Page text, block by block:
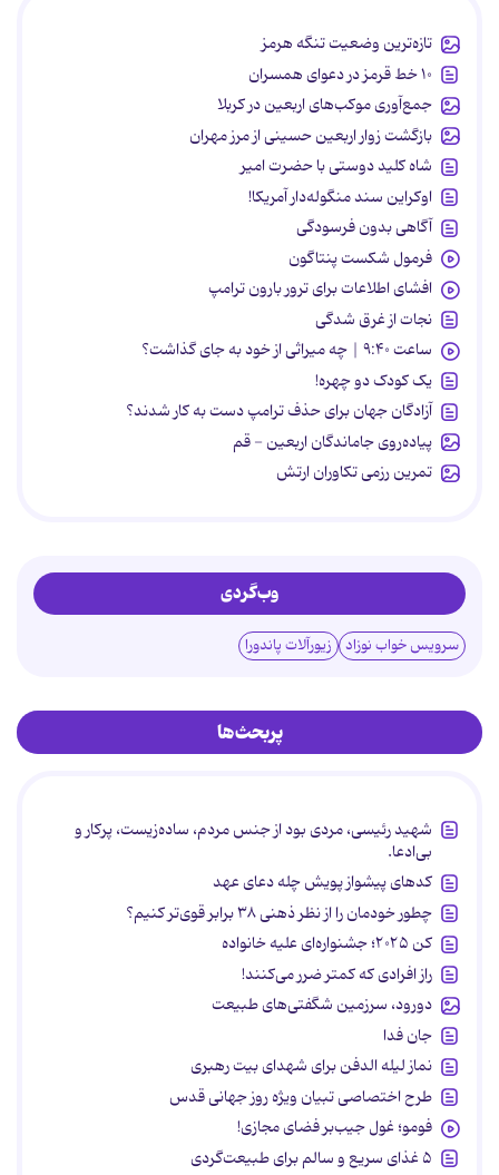
تازه‌ترین وضعیت تنگه هرمز
۱۰ خط قرمز در دعوای همسران
جمع‌آوری موکب‌های اربعین در کربلا
بازگشت زوار اربعین حسینی از مرز مهران
شاه کلید دوستی با حضرت امیر
اوکراین سند منگوله‌دار آمریکا!
آگاهی بدون فرسودگی
فرمول شکست پنتاگون
افشای اطلاعات برای ترور بارون ترامپ
نجات از غرق شدگی
ساعت ۹:۴۰ | چه میراثی از خود به جای گذاشت؟
یک کودک دو چهره!
آزادگان جهان برای حذف ترامپ دست به کار شدند؟
پیاده‌روی جاماندگان اربعین - قم
تمرین رزمی تکاوران ارتش
وب‌گردی
سرویس خواب نوزاد زیورآلات پاندورا
پربحث‌ها
شهید رئیسی، مردی بود از جنس مردم، ساده‌زیست، پرکار و
بی‌ادعا.
کدهای پیشواز پویش چله دعای عهد
چطور خودمان را از نظر ذهنی ۳۸ برابر قوی‌تر کنیم؟
کن ۲۰۲۵؛ جشنواره‌ای علیه خانواده
راز افرادی که کمتر ضرر می‌کنند!
دورود، سرزمین شگفتی‌های طبیعت
جان فدا
نماز لیله الدفن برای شهدای بیت رهبری
طرح اختصاصی تبیان ویژه روز جهانی قدس
فومو؛ غول جیب‌بر فضای مجازی!
۵ غذای سریع و سالم برای طبیعت‌گردی